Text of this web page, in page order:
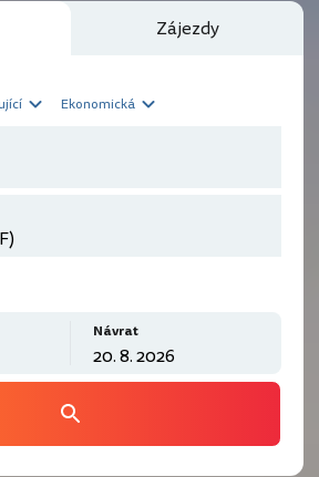
Zájezdy
Ekonomická
Návrat